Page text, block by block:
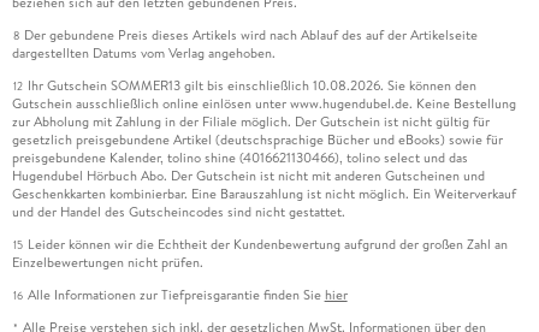
8 Der gebundene Preis dieses Artikels wird nach Ablauf des auf der Artikelseite
dargestellten Datums vom Verlag angehoben.
12 Ihr Gutschein SOMMER13 gilt bis einschließlich 10.08.2026. Sie können den
Gutschein ausschließlich online einlösen unter www.hugendubel.de. Keine Bestellung
zur Abholung mit Zahlung in der Filiale möglich. Der Gutschein ist nicht gültig für
gesetzlich preisgebundene Artikel (deutschsprachige Bücher und eBooks) sowie für
preisgebundene Kalender, tolino shine (4016621130466), tolino select und das
Hugendubel Hörbuch Abo. Der Gutschein ist nicht mit anderen Gutscheinen und
Geschenkkarten kombinierbar. Eine Barauszahlung ist nicht möglich. Ein Weiterverkauf
und der Handel des Gutscheincodes sind nicht gestattet.
15 Leider können wir die Echtheit der Kundenbewertung aufgrund der großen Zahl an
Einzelbewertungen nicht prüfen.
16 Alle Informationen zur Tiefpreisgarantie finden Sie hier
* Alle Preise verstehen sich inkl. der gesetzlichen MwSt. Informationen über den